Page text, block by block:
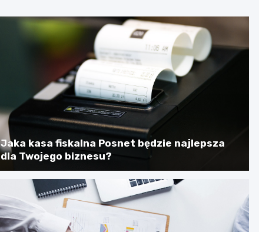
Jaka kasa fiskalna Posnet będzie najlepsza
dla Twojego biznesu?